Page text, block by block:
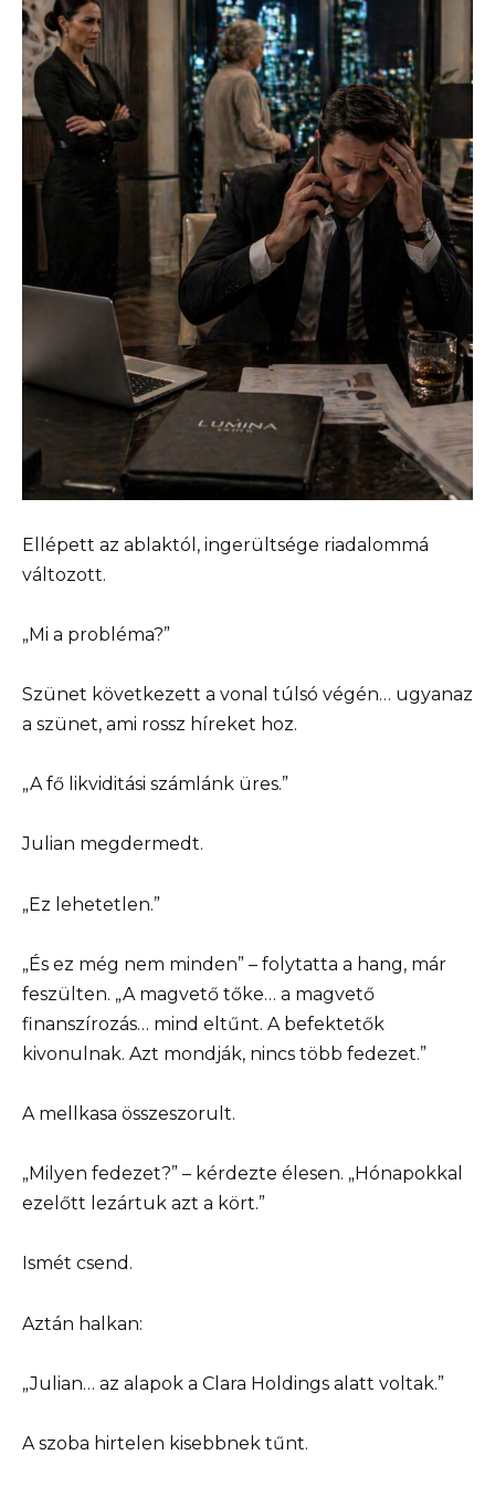
Ellépett az ablaktól, ingerültsége riadalommá
változott.
„Mi a probléma?”
Szünet következett a vonal túlsó végén… ugyanaz
a szünet, ami rossz híreket hoz.
„A fő likviditási számlánk üres.”
Julian megdermedt.
„Ez lehetetlen.”
„És ez még nem minden” – folytatta a hang, már
feszülten. „A magvető tőke… a magvető
finanszírozás… mind eltűnt. A befektetők
kivonulnak. Azt mondják, nincs több fedezet.”
A mellkasa összeszorult.
„Milyen fedezet?” – kérdezte élesen. „Hónapokkal
ezelőtt lezártuk azt a kört.”
Ismét csend.
Aztán halkan:
„Julian… az alapok a Clara Holdings alatt voltak.”
A szoba hirtelen kisebbnek tűnt.